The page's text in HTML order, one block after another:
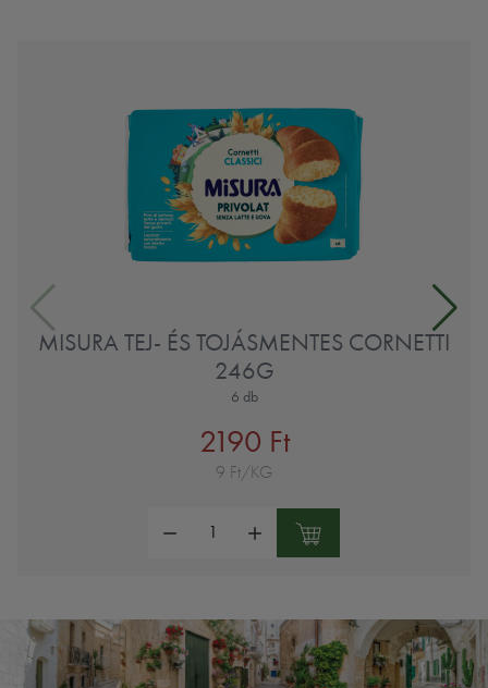
MISURA TEJ- ÉS TOJÁSMENTES CORNETTI
246G
6 db
2190 Ft
9 Ft/KG